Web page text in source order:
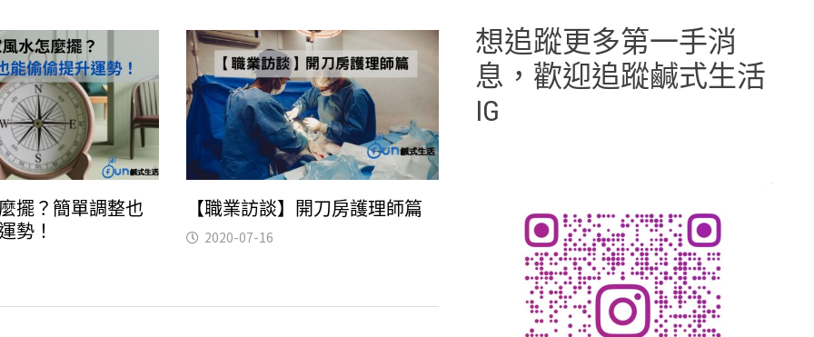
擺？簡單調整也
勢！
【職業訪談】開刀房護理師篇
2020-07-16
想追蹤更多第一手消
息，歡迎追蹤鹹式生活
IG